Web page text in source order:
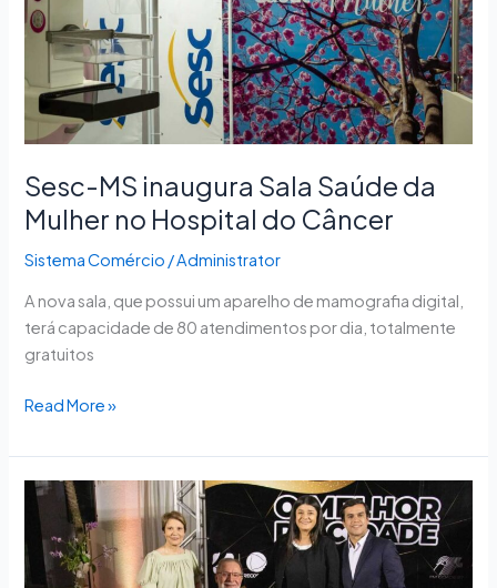
Sesc-MS inaugura Sala Saúde da
Mulher no Hospital do Câncer
Sistema Comércio /Administrator
A nova sala, que possui um aparelho de mamografia digital,
terá capacidade de 80 atendimentos por dia, totalmente
gratuitos
Mulher
Hospital
do
Câncer
Read More »
Presidente
do
Sistema
Fecomércio-